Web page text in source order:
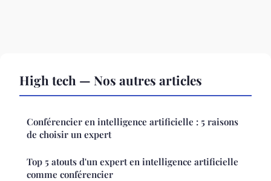
High tech — Nos autres articles
Conférencier en intelligence artificielle : 5 raisons
de choisir un expert
Top 5 atouts d'un expert en intelligence artificielle
comme conférencier